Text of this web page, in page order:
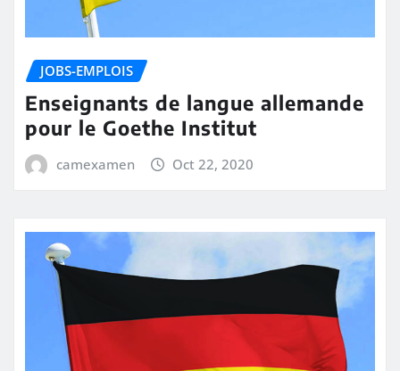
JOBS-EMPLOIS
Enseignants de langue allemande
pour le Goethe Institut
camexamen Oct 22, 2020